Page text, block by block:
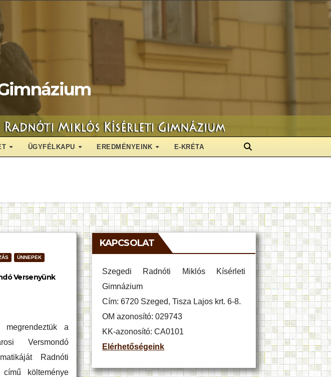
ÜGYFÉLKAPU EREDMÉNYEINK E-KRÉTA
ÜNNEPEK
Versenyünk
a
Versmondó
Radnóti
költeménye
KAPCSOLAT
Szegedi Radnóti Miklós Kísérleti
Gimnázium
Cím: 6720 Szeged, Tisza Lajos krt. 6-8.
OM azonosító: 029743
KK-azonosító: CA0101
Elérhetőségeink